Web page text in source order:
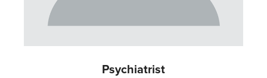
Psychiatrist